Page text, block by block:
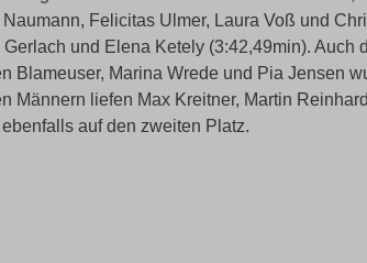
Felicitas Ulmer, Laura Voß und
und Elena Ketely (3:42,49min). Auch
Blameuser, Marina Wrede und Pia Jensen
Männern liefen Max Kreitner, Martin
auf den zweiten Platz.